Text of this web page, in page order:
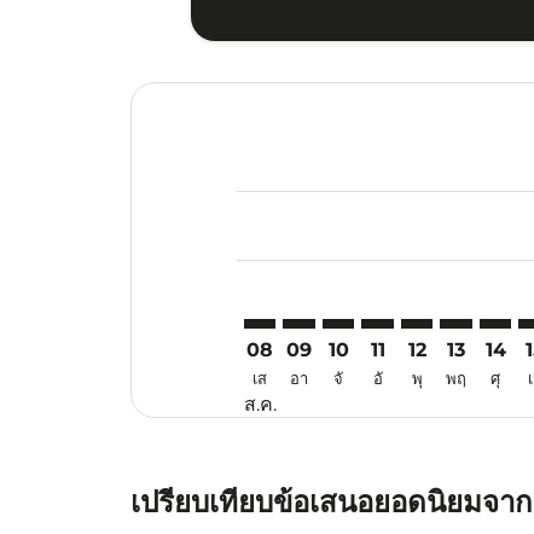
08
เส
ส.ค.
09
อา
10
จั
11
อั
12
พุ
13
พฤ
14
ศุ
เปรียบเทียบข้อเสนอยอดนิยมจ